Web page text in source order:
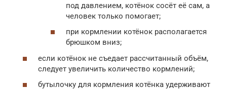
под давлением, котёнок сосёт её сам, а
человек только помогает;
при кормлении котёнок располагается
брюшком вниз;
если котёнок не съедает рассчитанный объём,
следует увеличить количество кормлений;
бутылочку для кормления котёнка удерживают